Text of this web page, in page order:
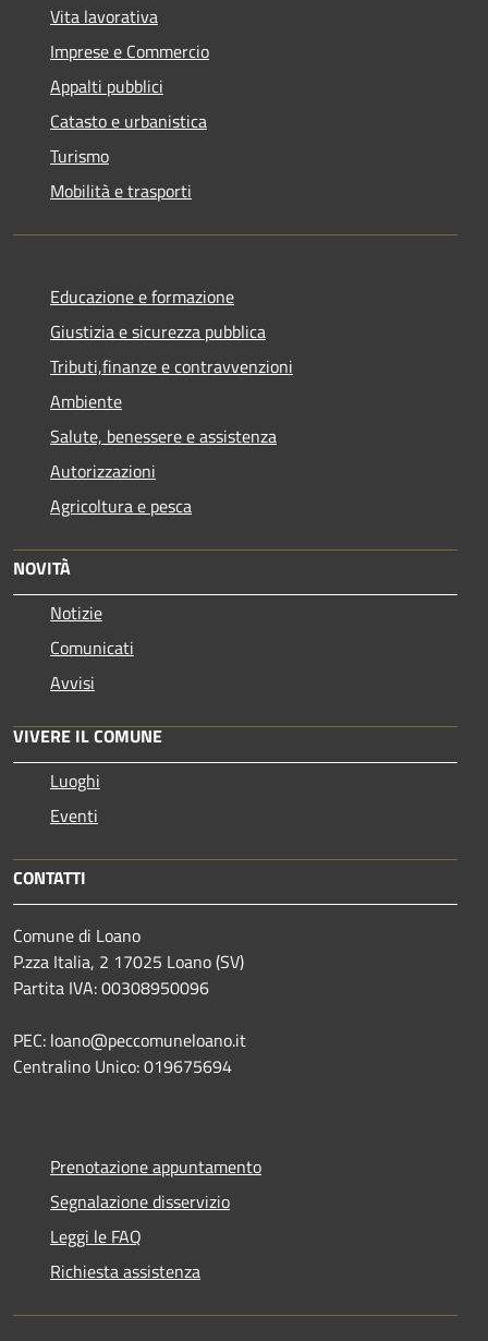
Vita lavorativa
Imprese e Commercio
Appalti pubblici
Catasto e urbanistica
Turismo
Mobilità e trasporti
Educazione e formazione
Giustizia e sicurezza pubblica
Tributi,finanze e contravvenzioni
Ambiente
Salute, benessere e assistenza
Autorizzazioni
Agricoltura e pesca
NOVITÀ
Notizie
Comunicati
Avvisi
VIVERE IL COMUNE
Luoghi
Eventi
CONTATTI
Comune di Loano
P.zza Italia, 2 17025 Loano (SV)
Partita IVA: 00308950096
PEC: loano@peccomuneloano.it
Centralino Unico: 019675694
Prenotazione appuntamento
Segnalazione disservizio
Leggi le FAQ
Richiesta assistenza